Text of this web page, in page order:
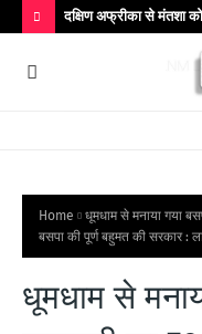
O
दक्षिण अफ्रीका से मंतशा
Home
धूमधाम से मनाया गया
बसपा की पूर्ण बहुमत की सरकार :
धूमधाम से